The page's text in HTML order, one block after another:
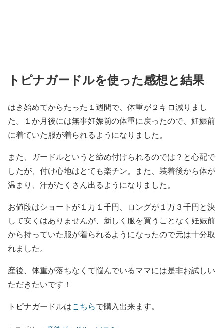
トピナガードルを使った感想と結果
はき始めてからたった１週間で、体重が２キロ減りまし
た。１か月後には無事妊娠前の体重に戻ったので、妊娠前
に着ていた服が着られるようになりました。
また、ガードルというと締め付けられるのでは？と心配で
したが、付け心地はとても楽チン。また、装着後から体が
温まり、汗がたくさん出るようになりました。
お値段はショートが１万１千円、ロングが１万３千円と決
して安くはありませんが、新しく服を買うことなく妊娠前
から持っていた服が着られるようになったので元は十分取
れました。
産後、体重が落ちなくて悩んでいるママには是非お試しい
ただきたいです！
トピナガードルはこちらで購入出来ます。